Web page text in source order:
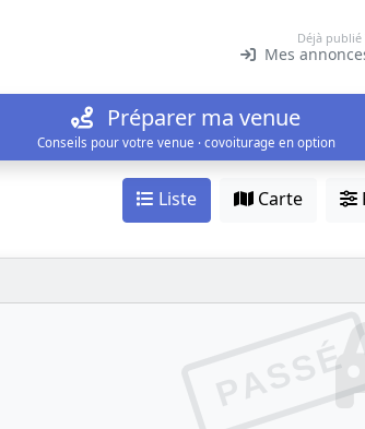
Déjà publié
Mes
Préparer ma venue
Conseils pour votre venue · covoiturage en option
Liste Carte
PASSÉ